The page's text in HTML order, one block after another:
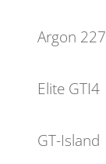
Argon 227
Elite GTI4
GT-Island